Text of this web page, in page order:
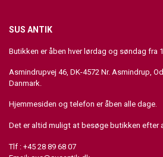
SUS ANTIK
Butikken er åben hver lørdag og søndag fra
Asmindrupvej 46, DK-4572 Nr. Asmindrup,
Danmark.
Hjemmesiden og telefon er åben alle dage.
Det er altid muligt at besøge butikken efter
Tlf : +45 28 89 68 07